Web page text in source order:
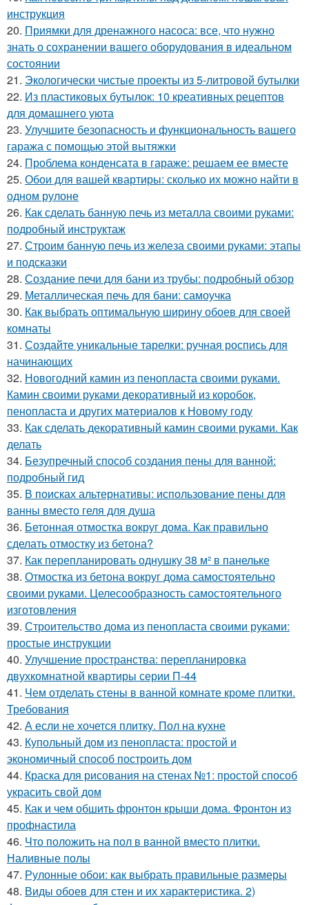
инструкция
20. Приямки для дренажного насоса: все, что нужно
знать о сохранении вашего оборудования в идеальном
состоянии
21. Экологически чистые проекты из 5-литровой бутылки
22. Из пластиковых бутылок: 10 креативных рецептов
для домашнего уюта
23. Улучшите безопасность и функциональность вашего
гаража с помощью этой вытяжки
24. Проблема конденсата в гараже: решаем ее вместе
25. Обои для вашей квартиры: сколько их можно найти в
одном рулоне
26. Как сделать банную печь из металла своими руками:
подробный инструктаж
27. Строим банную печь из железа своими руками: этапы
и подсказки
28. Создание печи для бани из трубы: подробный обзор
29. Металлическая печь для бани: самоучка
30. Как выбрать оптимальную ширину обоев для своей
комнаты
31. Создайте уникальные тарелки: ручная роспись для
начинающих
32. Новогодний камин из пенопласта своими руками.
Камин своими руками декоративный из коробок,
пенопласта и других материалов к Новому году
33. Как сделать декоративный камин своими руками. Как
делать
34. Безупречный способ создания пены для ванной:
подробный гид
35. В поисках альтернативы: использование пены для
ванны вместо геля для душа
36. Бетонная отмостка вокруг дома. Как правильно
сделать отмостку из бетона?
37. Как перепланировать однушку 38 м² в панельке
38. Отмостка из бетона вокруг дома самостоятельно
своими руками. Целесообразность самостоятельного
изготовления
39. Строительство дома из пенопласта своими руками:
простые инструкции
40. Улучшение пространства: перепланировка
двухкомнатной квартиры серии П-44
41. Чем отделать стены в ванной комнате кроме плитки.
Требования
42. А если не хочется плитку. Пол на кухне
43. Купольный дом из пенопласта: простой и
экономичный способ построить дом
44. Краска для рисования на стенах №1: простой способ
украсить свой дом
45. Как и чем обшить фронтон крыши дома. Фронтон из
профнастила
46. Что положить на пол в ванной вместо плитки.
Наливные полы
47. Рулонные обои: как выбрать правильные размеры
48. Виды обоев для стен и их характеристика. 2)